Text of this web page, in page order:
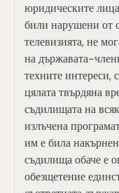
юридическите
били нарушени от
телевизията, не
на държавата-
техните интереси,
цялата твърдяна
съдилищата на
излъчена
им е била
съдилища обаче е
обезщетение